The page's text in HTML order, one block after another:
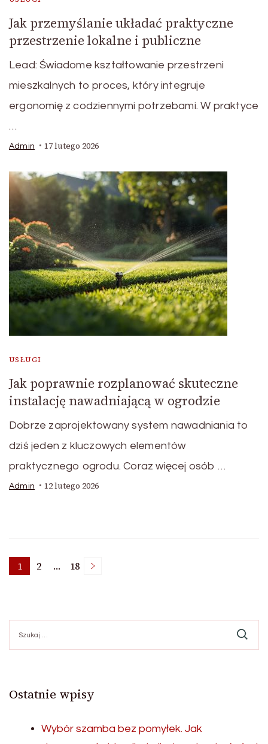
Jak przemyślanie układać praktyczne
przestrzenie lokalne i publiczne
Lead: Świadome kształtowanie przestrzeni
mieszkalnych to proces, który integruje
ergonomię z codziennymi potrzebami. W praktyce
…
Admin 17 lutego 2026
USŁUGI
Jak poprawnie rozplanować skuteczne
instalację nawadniającą w ogrodzie
Dobrze zaprojektowany system nawadniania to
dziś jeden z kluczowych elementów
praktycznego ogrodu. Coraz więcej osób …
Admin 12 lutego 2026
Nawigacja
po
wpisach
Page
1 Page
2 … Page
18
Ostatnie wpisy
Wybór szamba bez pomyłek. Jak